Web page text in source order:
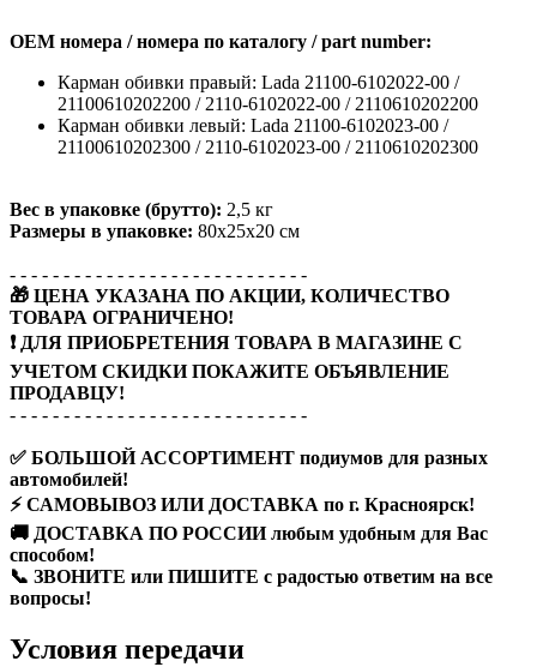
OEM номера / номера по каталогу / part number:
Карман обивки правый: Lada 21100-6102022-00 /
21100610202200 / 2110-6102022-00 / 2110610202200
Карман обивки левый: Lada 21100-6102023-00 /
21100610202300 / 2110-6102023-00 / 2110610202300
Вес в упаковке (брутто): 2,5 кг
Размеры в упаковке: 80x25x20 см
- - - - - - - - - - - - - - - - - - - - - - - - - - - -
🎁 ЦЕНА УКАЗАНА ПО АКЦИИ, КОЛИЧЕСТВО
ТОВАРА ОГРАНИЧЕНО!
❗ ДЛЯ ПРИОБРЕТЕНИЯ ТОВАРА В МАГАЗИНЕ С
УЧЕТОМ СКИДКИ ПОКАЖИТЕ ОБЪЯВЛЕНИЕ
ПРОДАВЦУ!
- - - - - - - - - - - - - - - - - - - - - - - - - - - -
✅ БОЛЬШОЙ АССОРТИМЕНТ подиумов для разных
автомобилей!
⚡ САМОВЫВОЗ ИЛИ ДОСТАВКА по г. Красноярск!
🚚 ДОСТАВКА ПО РОССИИ любым удобным для Вас
способом!
📞 ЗВОНИТЕ или ПИШИТЕ с радостью ответим на все
вопросы!
Условия передачи